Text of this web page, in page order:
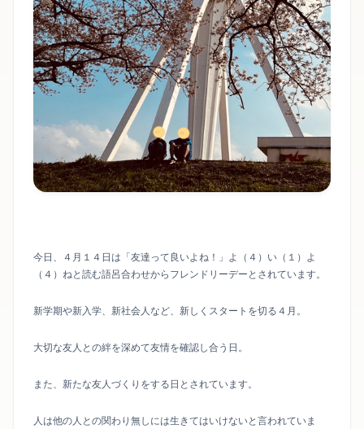
今日、４月１４日は「友達って良いよね！」よ（４）い（１）よ
（４）ねと読む語呂合わせからフレンドリーデーとされています。
新学期や新入学、新社会人など、新しくスタートを切る４月。
大切な友人との絆を深めて友情を確認し合う日。
また、新たな友人づくりをする日とされています。
人は他の人との関わり無しには生きてはいけないと言われていま